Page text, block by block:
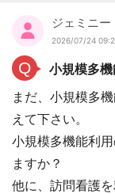
ジェミニー
2026/07/24
Q
小規模多
まだ、小規模多
えて下さい。
小規模多機能利
ますか？
他に、訪問看護